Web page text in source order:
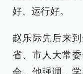
好、运行好。
赵乐际先后来
省、市人大常
会。他强调，